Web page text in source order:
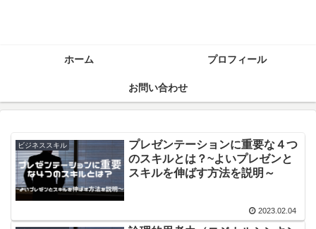
ホーム プロフィール
お問い合わせ
ビジネススキル
プレゼンテーションに重要な４つ
のスキルとは？~よいプレゼンと
スキルを伸ばす方法を説明～
2023.02.04